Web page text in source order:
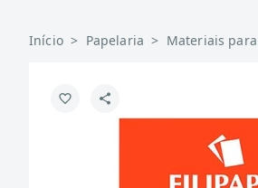
Início > Papelaria > Materiais